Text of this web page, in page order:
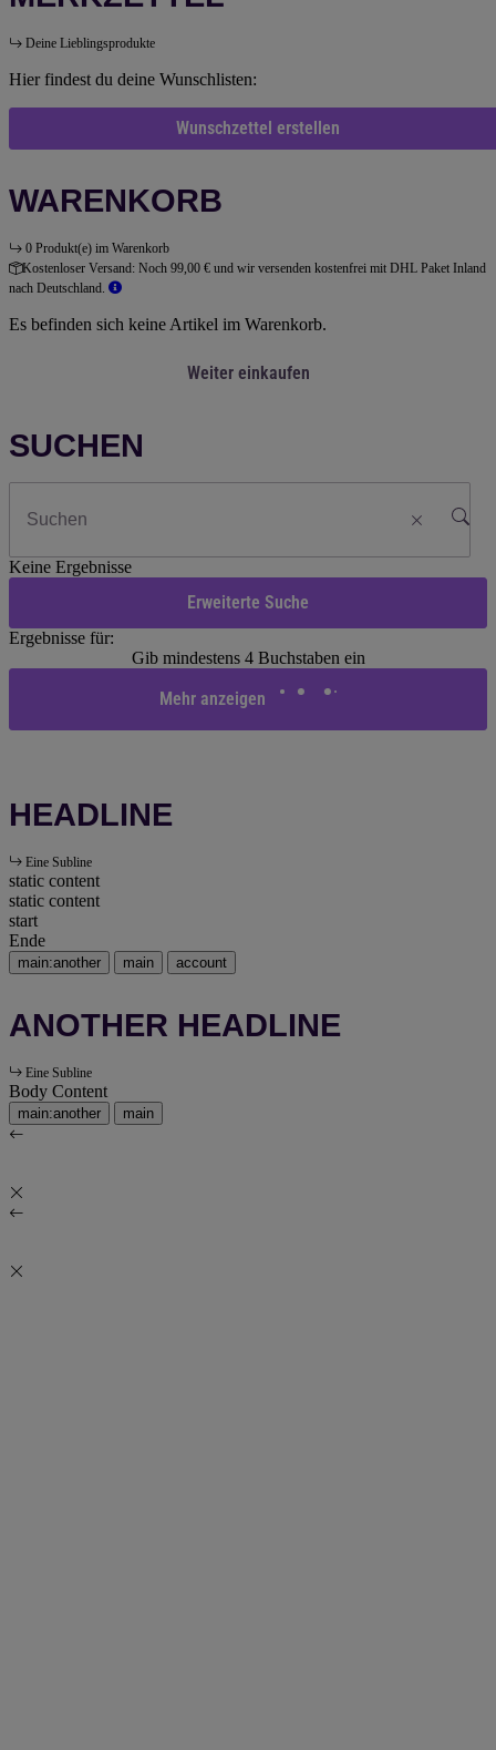
Deine Lieblingsprodukte
Hier findest du deine Wunschlisten:
Wunschzettel erstellen
WARENKORB
0 Produkt(e) im Warenkorb
Kostenloser Versand: Noch 99,00 € und wir versenden kostenfrei mit DHL Paket Inland
nach Deutschland.
Es befinden sich keine Artikel im Warenkorb.
Weiter einkaufen
SUCHEN
Keine Ergebnisse
Erweiterte Suche
Ergebnisse für:
Gib mindestens 4 Buchstaben ein
Mehr anzeigen
HEADLINE
Eine Subline
static content
static content
start
Ende
main:another main account
ANOTHER HEADLINE
Eine Subline
Body Content
main:another main